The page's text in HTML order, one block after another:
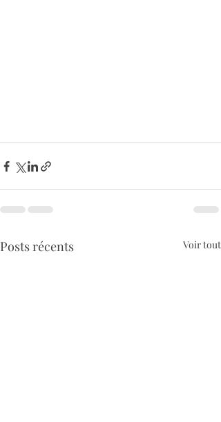
Posts récents Voir tout